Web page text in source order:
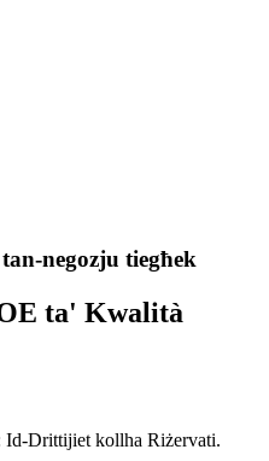
negozju tiegħek
ta' Kwalità
Drittijiet kollha Riżervati.